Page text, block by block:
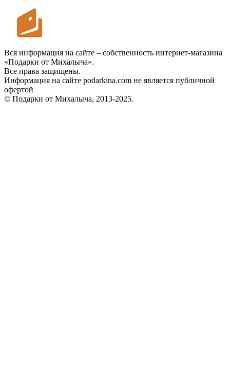
Вся информация на сайте – собственность интернет-магазина
«Подарки от Михалыча».
Все права защищены.
Информация на сайте podarkina.com не является публичной
офертой
© Подарки от Михалыча, 2013-2025.